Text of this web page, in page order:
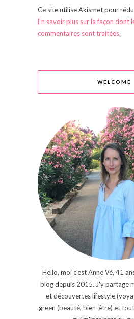
Ce site utilise Akismet pour
En savoir plus sur la façon dont
commentaires sont traitées.
WELCOME
Hello, moi c'est Anne Vé, 41
blog depuis 2015. J'y partage
et découvertes lifestyle
green (beauté, bien-être) et